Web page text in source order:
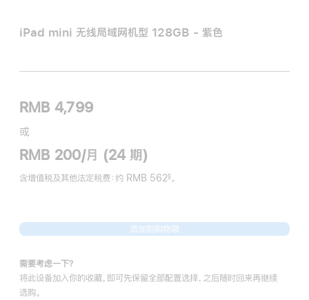
iPad mini 无线局域网机型 128GB - 紫色
RMB 4,799
或
RMB 200/月 (24 期)
含增值税及其他法定税费 ：约 RMB 562 § 。
添加到购物袋
需要考虑一下？
将此设备加入你的收藏，即可先保留全部配置选择，之后随时回来再继续
选购。